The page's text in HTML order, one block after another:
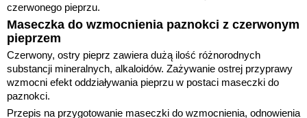
czerwonego pieprzu.
Maseczka do wzmocnienia paznokci z czerwonym
pieprzem
Czerwony, ostry pieprz zawiera dużą ilość różnorodnych
substancji mineralnych, alkaloidów. Zażywanie ostrej przyprawy
wzmocni efekt oddziaływania pieprzu w postaci maseczki do
paznokci.
Przepis na przygotowanie maseczki do wzmocnienia, odnowienia